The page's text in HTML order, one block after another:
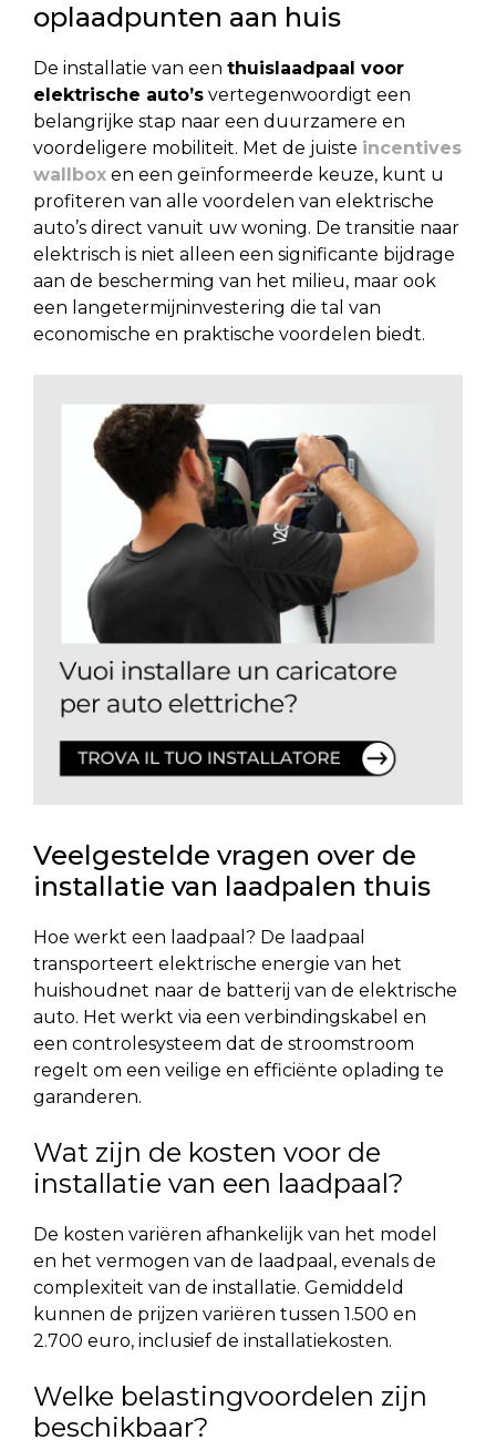
oplaadpunten aan huis
De installatie van een thuislaadpaal voor
elektrische auto’s vertegenwoordigt een
belangrijke stap naar een duurzamere en
voordeligere mobiliteit. Met de juiste incentives
wallbox en een geïnformeerde keuze, kunt u
profiteren van alle voordelen van elektrische
auto’s direct vanuit uw woning. De transitie naar
elektrisch is niet alleen een significante bijdrage
aan de bescherming van het milieu, maar ook
een langetermijninvestering die tal van
economische en praktische voordelen biedt.
Veelgestelde vragen over de
installatie van laadpalen thuis
Hoe werkt een laadpaal? De laadpaal
transporteert elektrische energie van het
huishoudnet naar de batterij van de elektrische
auto. Het werkt via een verbindingskabel en
een controlesysteem dat de stroomstroom
regelt om een veilige en efficiënte oplading te
garanderen.
Wat zijn de kosten voor de
installatie van een laadpaal?
De kosten variëren afhankelijk van het model
en het vermogen van de laadpaal, evenals de
complexiteit van de installatie. Gemiddeld
kunnen de prijzen variëren tussen 1.500 en
2.700 euro, inclusief de installatiekosten.
Welke belastingvoordelen zijn
beschikbaar?